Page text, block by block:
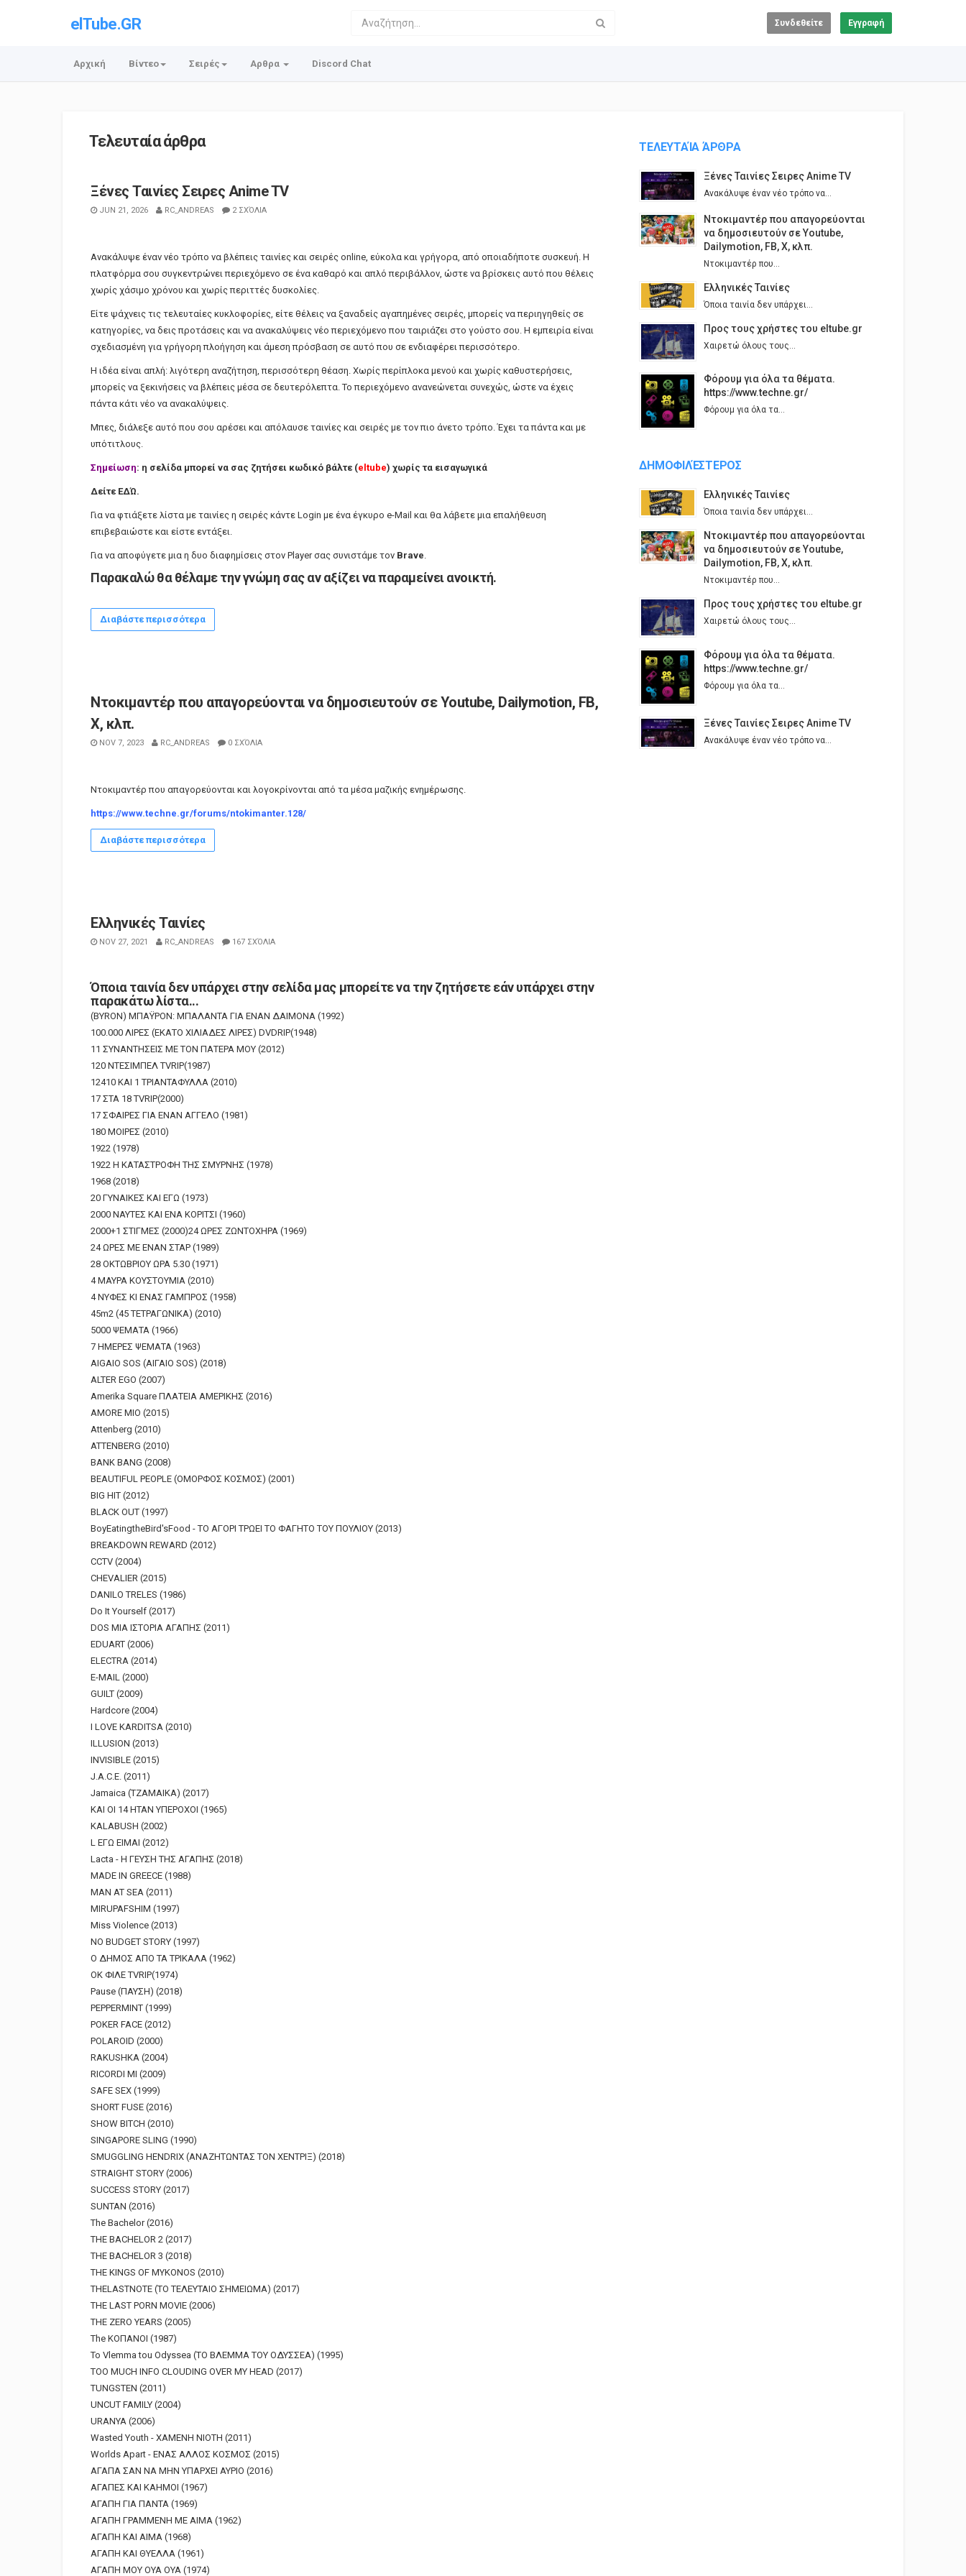
elTube.GR Συνδεθείτε Εγγραφή
Αρχική Βίντεο Σειρές Αρθρα Discord Chat
Τελευταία άρθρα
Ξένες Ταινίες Σειρες Anime TV
JUN 21, 2026 RC_ANDREAS 2 ΣΧΌΛΙΑ
Ανακάλυψε έναν νέο τρόπο να βλέπεις ταινίες και σειρές online, εύκολα και γρήγορα, από οποιαδήποτε συσκευή. Η
πλατφόρμα σου συγκεντρώνει περιεχόμενο σε ένα καθαρό και απλό περιβάλλον, ώστε να βρίσκεις αυτό που θέλεις
χωρίς χάσιμο χρόνου και χωρίς περιττές δυσκολίες.
Είτε ψάχνεις τις τελευταίες κυκλοφορίες, είτε θέλεις να ξαναδείς αγαπημένες σειρές, μπορείς να περιηγηθείς σε
κατηγορίες, να δεις προτάσεις και να ανακαλύψεις νέο περιεχόμενο που ταιριάζει στο γούστο σου. Η εμπειρία είναι
σχεδιασμένη για γρήγορη πλοήγηση και άμεση πρόσβαση σε αυτό που σε ενδιαφέρει περισσότερο.
Η ιδέα είναι απλή: λιγότερη αναζήτηση, περισσότερη θέαση. Χωρίς περίπλοκα μενού και χωρίς καθυστερήσεις,
μπορείς να ξεκινήσεις να βλέπεις μέσα σε δευτερόλεπτα. Το περιεχόμενο ανανεώνεται συνεχώς, ώστε να έχεις
πάντα κάτι νέο να ανακαλύψεις.
Μπες, διάλεξε αυτό που σου αρέσει και απόλαυσε ταινίες και σειρές με τον πιο άνετο τρόπο. Έχει τα πάντα και με
υπότιτλους.
Σημείωση: η σελίδα μπορεί να σας ζητήσει κωδικό βάλτε (eltube) χωρίς τα εισαγωγικά
Δείτε ΕΔΏ.
Για να φτιάξετε λίστα με ταινίες η σειρές κάντε Login με ένα έγκυρο e-Mail και θα λάβετε μια επαλήθευση
επιβεβαιώστε και είστε εντάξει.
Για να αποφύγετε μια η δυο διαφημίσεις στον Player σας συνιστάμε τον Brave.
Παρακαλώ θα θέλαμε την γνώμη σας αν αξίζει να παραμείνει ανοικτή.
Διαβάστε περισσότερα
Ντοκιμαντέρ που απαγορεύονται να δημοσιευτούν σε Youtube, Dailymotion, FB,
X, κλπ.
NOV 7, 2023 RC_ANDREAS 0 ΣΧΌΛΙΑ
Ντοκιμαντέρ που απαγορεύονται και λογοκρίνονται από τα μέσα μαζικής ενημέρωσης.
https://www.techne.gr/forums/ntokimanter.128/
Διαβάστε περισσότερα
Ελληνικές Ταινίες
NOV 27, 2021 RC_ANDREAS 167 ΣΧΌΛΙΑ
Όποια ταινία δεν υπάρχει στην σελίδα μας μπορείτε να την ζητήσετε εάν υπάρχει στην
παρακάτω λίστα...
(BYRON) ΜΠΑΫΡΟΝ: ΜΠΑΛΑΝΤΑ ΓΙΑ ΕΝΑΝ ΔΑΙΜΟΝΑ (1992)
100.000 ΛΙΡΕΣ (ΕΚΑΤΟ ΧΙΛΙΑΔΕΣ ΛΙΡΕΣ) DVDRIP(1948)
11 ΣΥΝΑΝΤΗΣΕΙΣ ΜΕ ΤΟΝ ΠΑΤΕΡΑ ΜΟΥ (2012)
120 ΝΤΕΣΙΜΠΕΛ TVRIP(1987)
12410 ΚΑΙ 1 ΤΡΙΑΝΤΑΦΥΛΛΑ (2010)
17 ΣΤΑ 18 TVRIP(2000)
17 ΣΦΑΙΡΕΣ ΓΙΑ ΕΝΑΝ ΑΓΓΕΛΟ (1981)
180 ΜΟΙΡΕΣ (2010)
1922 (1978)
1922 Η ΚΑΤΑΣΤΡΟΦΗ ΤΗΣ ΣΜΥΡΝΗΣ (1978)
1968 (2018)
20 ΓΥΝΑΙΚΕΣ ΚΑΙ ΕΓΩ (1973)
2000 ΝΑΥΤΕΣ ΚΑΙ ΕΝΑ ΚΟΡΙΤΣΙ (1960)
2000+1 ΣΤΙΓΜΕΣ (2000)24 ΩΡΕΣ ΖΩΝΤΟΧΗΡΑ (1969)
24 ΩΡΕΣ ΜΕ ΕΝΑΝ ΣΤΑΡ (1989)
28 ΟΚΤΩΒΡΙΟΥ ΩΡΑ 5.30 (1971)
4 ΜΑΥΡΑ ΚΟΥΣΤΟΥΜΙΑ (2010)
4 ΝΥΦΕΣ ΚΙ ΕΝΑΣ ΓΑΜΠΡΟΣ (1958)
45m2 (45 ΤΕΤΡΑΓΩΝΙΚΑ) (2010)
5000 ΨΕΜΑΤΑ (1966)
7 ΗΜΕΡΕΣ ΨΕΜΑΤΑ (1963)
AIGAIO SOS (ΑΙΓΑΙΟ SOS) (2018)
ALTER EGO (2007)
Amerika Square ΠΛΑΤΕΙΑ ΑΜΕΡΙΚΗΣ (2016)
AMORE MIO (2015)
Attenberg (2010)
ATTENBERG (2010)
BANK BANG (2008)
BEAUTIFUL PEOPLE (ΟΜΟΡΦΟΣ ΚΟΣΜΟΣ) (2001)
BIG HIT (2012)
BLACK OUT (1997)
BoyEatingtheBird'sFood - ΤΟ ΑΓΟΡΙ ΤΡΩΕΙ ΤΟ ΦΑΓΗΤΟ ΤΟΥ ΠΟΥΛΙΟΥ (2013)
BREAKDOWN REWARD (2012)
CCTV (2004)
CHEVALIER (2015)
DANILO TRELES (1986)
Do It Yourself (2017)
DOS ΜΙΑ ΙΣΤΟΡΙΑ ΑΓΑΠΗΣ (2011)
EDUART (2006)
ELECTRA (2014)
E-MAIL (2000)
GUILT (2009)
Hardcore (2004)
I LOVE KARDITSA (2010)
ILLUSION (2013)
INVISIBLE (2015)
J.A.C.E. (2011)
Jamaica (ΤΖΑΜΑΙΚΑ) (2017)
KAI OI 14 ΗΤΑΝ ΥΠΕΡΟΧΟΙ (1965)
KALABUSH (2002)
L ΕΓΩ ΕΙΜΑΙ (2012)
Lacta - Η ΓΕΥΣΗ ΤΗΣ ΑΓΑΠΗΣ (2018)
MADE IN GREECE (1988)
MAN AT SEA (2011)
MIRUPAFSHIM (1997)
Miss Violence (2013)
NO BUDGET STORY (1997)
O ΔΗΜΟΣ ΑΠΟ ΤΑ ΤΡΙΚΑΛΑ (1962)
OK ΦΙΛΕ TVRIP(1974)
Pause (ΠΑΥΣΗ) (2018)
PEPPERMINT (1999)
POKER FACE (2012)
POLAROID (2000)
RAKUSHKA (2004)
RICORDI MI (2009)
SAFE SEX (1999)
SHORT FUSE (2016)
SHOW BITCH (2010)
SINGAPORE SLING (1990)
SMUGGLING HENDRIX (ΑΝΑΖΗΤΩΝΤΑΣ ΤΟΝ ΧΕΝΤΡΙΞ) (2018)
STRAIGHT STORY (2006)
SUCCESS STORY (2017)
SUNTAN (2016)
The Bachelor (2016)
THE BACHELOR 2 (2017)
THE BACHELOR 3 (2018)
THE KINGS OF MYKONOS (2010)
THELASTNOTE (ΤΟ ΤΕΛΕΥΤΑΙΟ ΣΗΜΕΙΩΜΑ) (2017)
THE LAST PORN MOVIE (2006)
THE ZERO YEARS (2005)
The ΚΟΠΑΝΟΙ (1987)
To Vlemma tou Odyssea (ΤΟ ΒΛΕΜΜΑ ΤΟΥ ΟΔΥΣΣΕΑ) (1995)
TOO MUCH INFO CLOUDING OVER MY HEAD (2017)
TUNGSTEN (2011)
UNCUT FAMILY (2004)
URANYA (2006)
Wasted Youth - ΧΑΜΕΝΗ ΝΙΟΤΗ (2011)
Worlds Apart - ΕΝΑΣ ΑΛΛΟΣ ΚΟΣΜΟΣ (2015)
ΑΓΑΠΑ ΣΑΝ ΝΑ ΜΗΝ ΥΠΑΡΧΕΙ ΑΥΡΙΟ (2016)
ΑΓΑΠΕΣ ΚΑΙ ΚΑΗΜΟΙ (1967)
ΑΓΑΠΗ ΓΙΑ ΠΑΝΤΑ (1969)
ΑΓΑΠΗ ΓΡΑΜΜΕΝΗ ΜΕ ΑΙΜΑ (1962)
ΑΓΑΠΗ ΚΑΙ ΑΙΜΑ (1968)
ΑΓΑΠΗ ΚΑΙ ΘΥΕΛΛΑ (1961)
ΑΓΑΠΗ ΜΟΥ ΟΥΑ ΟΥΑ (1974)
ΤΕΛΕΥΤΑΊΑ ΆΡΘΡΑ
Ξένες Ταινίες Σειρες Anime TV
Ανακάλυψε έναν νέο τρόπο να...
Ντοκιμαντέρ που απαγορεύονται
να δημοσιευτούν σε Youtube,
Dailymotion, FB, X, κλπ.
Ντοκιμαντέρ που...
Ελληνικές Ταινίες
Όποια ταινία δεν υπάρχει...
Προς τους χρήστες του eltube.gr
Χαιρετώ όλους τους...
Φόρουμ για όλα τα θέματα.
https://www.techne.gr/
Φόρουμ για όλα τα...
ΔΗΜΟΦΙΛΈΣΤΕΡΟΣ
Ελληνικές Ταινίες
Όποια ταινία δεν υπάρχει...
Ντοκιμαντέρ που απαγορεύονται
να δημοσιευτούν σε Youtube,
Dailymotion, FB, X, κλπ.
Ντοκιμαντέρ που...
Προς τους χρήστες του eltube.gr
Χαιρετώ όλους τους...
Φόρουμ για όλα τα θέματα.
https://www.techne.gr/
Φόρουμ για όλα τα...
Ξένες Ταινίες Σειρες Anime TV
Ανακάλυψε έναν νέο τρόπο να...